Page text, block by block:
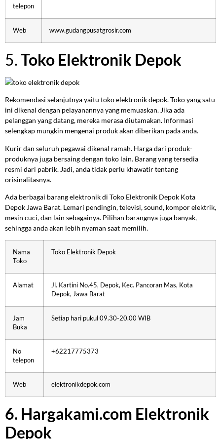
telepon
Web www.gudangpusatgrosir.com
5.Toko Elektronik Depok
Rekomendasi selanjutnya yaitu toko elektronik depok. Toko yang satu
ini dikenal dengan pelayanannya yang memuaskan. Jika ada
pelanggan yang datang, mereka merasa diutamakan. Informasi
selengkap mungkin mengenai produk akan diberikan pada anda.
Kurir dan seluruh pegawai dikenal ramah. Harga dari produk-
produknya juga bersaing dengan toko lain. Barang yang tersedia
resmi dari pabrik. Jadi, anda tidak perlu khawatir tentang
orisinalitasnya.
Ada berbagai barang elektronik di Toko Elektronik Depok Kota
Depok Jawa Barat. Lemari pendingin, televisi, sound, kompor elektrik,
mesin cuci, dan lain sebagainya. Pilihan barangnya juga banyak,
sehingga anda akan lebih nyaman saat memilih.
Nama
Toko
Toko Elektronik Depok
Alamat
Jl. Kartini No.45, Depok, Kec. Pancoran Mas, Kota
Depok, Jawa Barat
Jam
Buka
Setiap hari pukul 09.30-20.00 WIB
No
telepon
+62217775373
Web elektronikdepok.com
6. Hargakami.com Elektronik
Depok